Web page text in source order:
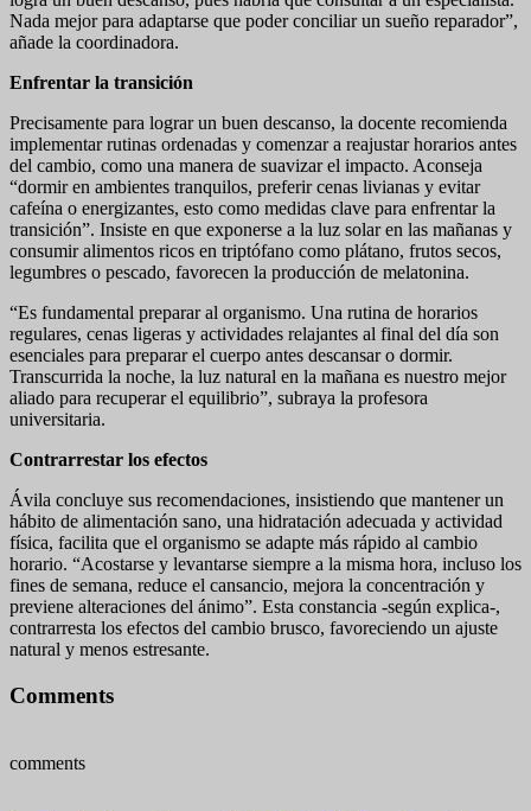
Nada mejor para adaptarse que poder conciliar un sueño reparador”,
añade la coordinadora.
Enfrentar la transición
Precisamente para lograr un buen descanso, la docente recomienda
implementar rutinas ordenadas y comenzar a reajustar horarios antes
del cambio, como una manera de suavizar el impacto. Aconseja
“dormir en ambientes tranquilos, preferir cenas livianas y evitar
cafeína o energizantes, esto como medidas clave para enfrentar la
transición”. Insiste en que exponerse a la luz solar en las mañanas y
consumir alimentos ricos en triptófano como plátano, frutos secos,
legumbres o pescado, favorecen la producción de melatonina.
“Es fundamental preparar al organismo. Una rutina de horarios
regulares, cenas ligeras y actividades relajantes al final del día son
esenciales para preparar el cuerpo antes descansar o dormir.
Transcurrida la noche, la luz natural en la mañana es nuestro mejor
aliado para recuperar el equilibrio”, subraya la profesora
universitaria.
Contrarrestar los efectos
Ávila concluye sus recomendaciones, insistiendo que mantener un
hábito de alimentación sano, una hidratación adecuada y actividad
física, facilita que el organismo se adapte más rápido al cambio
horario. “Acostarse y levantarse siempre a la misma hora, incluso los
fines de semana, reduce el cansancio, mejora la concentración y
previene alteraciones del ánimo”. Esta constancia -según explica-,
contrarresta los efectos del cambio brusco, favoreciendo un ajuste
natural y menos estresante.
Comments
comments